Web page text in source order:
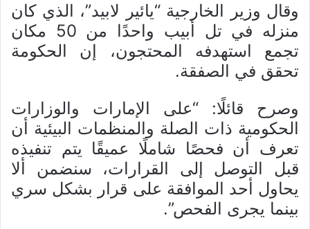
وقال وزير الخارجية “يائير لابيد”، الذي كان
منزله في تل أبيب واحدًا من 50 مكان
تجمع استهدفه المحتجون، إن الحكومة
تحقق في الصفقة.
وصرح قائلًا: “على الإمارات والوزارات
الحكومية ذات الصلة والمنظمات البيئية أن
تعرف أن فحصًا شاملًا عميقًا يتم تنفيذه
قبل التوصل إلى القرارات، سنضمن ألا
يحاول أحد الموافقة على قرار بشكل سري
بينما يجرى الفحص”.